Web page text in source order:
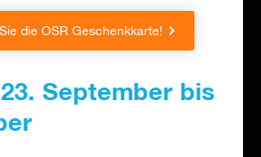
die OSR Geschenkkarte!
September bis